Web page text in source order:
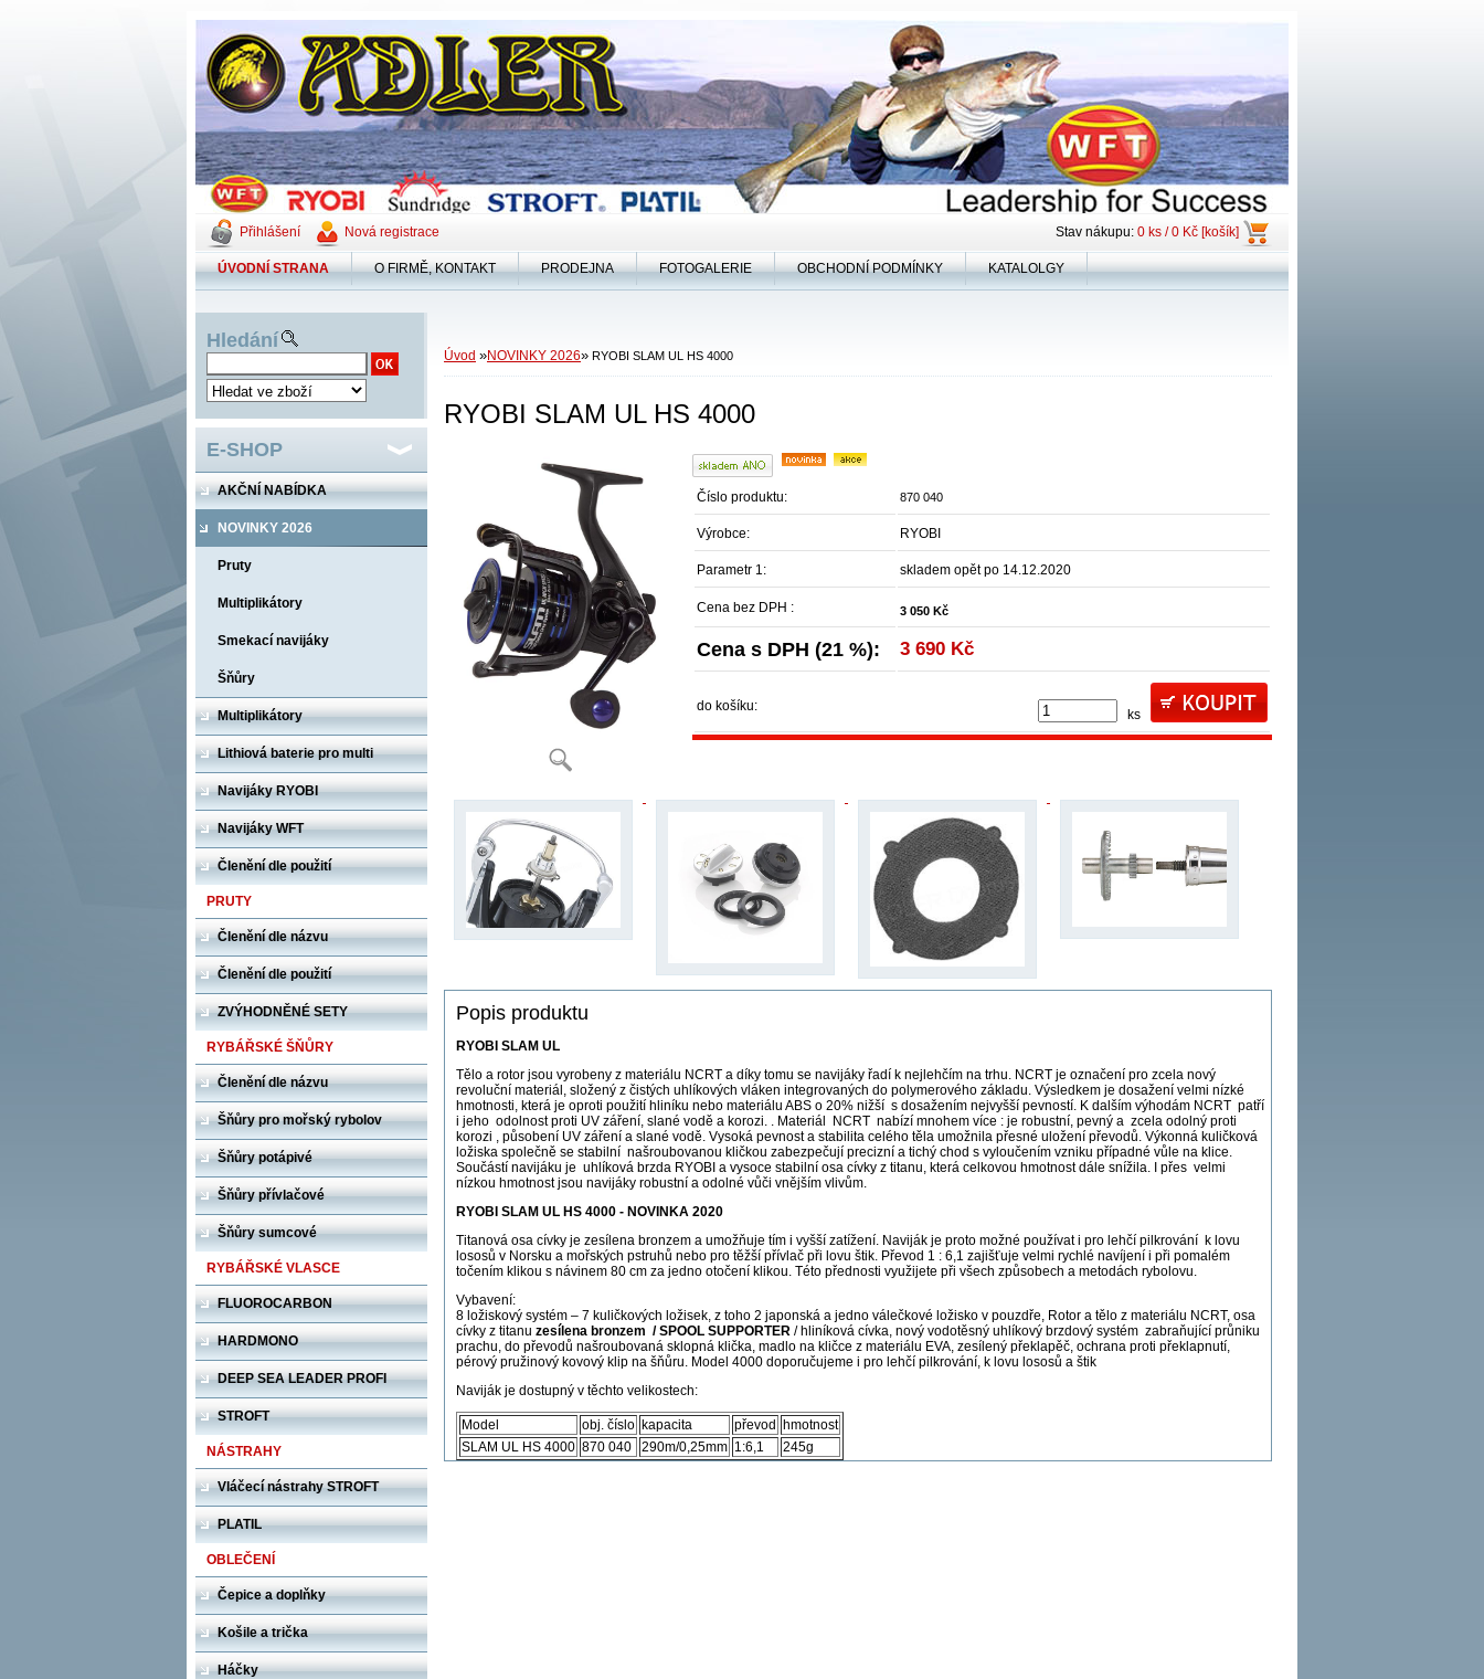
Přihlášení Nová registrace Stav nákupu: 0 ks / 0 Kč [košík]
ÚVODNÍ STRANA O FIRMĚ, KONTAKT PRODEJNA FOTOGALERIE OBCHODNÍ PODMÍNKY KATALOLGY
Hledání
E-SHOP
AKČNÍ NABÍDKA
NOVINKY 2026
Pruty
Multiplikátory
Smekací navijáky
Šňůry
Multiplikátory
Lithiová baterie pro multi
Navijáky RYOBI
Navijáky WFT
Členění dle použití
PRUTY
Členění dle názvu
Členění dle použití
ZVÝHODNĚNÉ SETY
RYBÁŘSKÉ ŠŇŮRY
Členění dle názvu
Šňůry pro mořský rybolov
Šňůry potápivé
Šňůry přívlačové
Šňůry sumcové
RYBÁŘSKÉ VLASCE
FLUOROCARBON
HARDMONO
DEEP SEA LEADER PROFI
STROFT
NÁSTRAHY
Vláčecí nástrahy STROFT
PLATIL
OBLEČENÍ
Čepice a doplňky
Košile a trička
Háčky
Úvod »NOVINKY 2026» RYOBI SLAM UL HS 4000
RYOBI SLAM UL HS 4000
Číslo produktu: 870 040
Výrobce: RYOBI
Parametr 1: skladem opět po 14.12.2020
Cena bez DPH : 3 050 Kč
Cena s DPH (21 %): 3 690 Kč
do košíku:
ks
Popis produktu
RYOBI SLAM UL
Tělo a rotor jsou vyrobeny z materiálu NCRT a díky tomu se navijáky řadí k nejlehčím na trhu. NCRT je označení pro zcela nový
revoluční materiál, složený z čistých uhlíkových vláken integrovaných do polymerového základu. Výsledkem je dosažení velmi nízké
hmotnosti, která je oproti použití hliníku nebo materiálu ABS o 20% nižší s dosažením nejvyšší pevností. K dalším výhodám NCRT patří
i jeho odolnost proti UV záření, slané vodě a korozi. . Materiál NCRT nabízí mnohem více : je robustní, pevný a zcela odolný proti
korozi , působení UV záření a slané vodě. Vysoká pevnost a stabilita celého těla umožnila přesné uložení převodů. Výkonná kuličková
ložiska společně se stabilní našroubovanou kličkou zabezpečují precizní a tichý chod s vyloučením vzniku případné vůle na klice.
Součástí navijáku je uhlíková brzda RYOBI a vysoce stabilní osa cívky z titanu, která celkovou hmotnost dále snížila. I přes velmi
nízkou hmotnost jsou navijáky robustní a odolné vůči vnějším vlivům.
RYOBI SLAM UL HS 4000 - NOVINKA 2020
Titanová osa cívky je zesílena bronzem a umožňuje tím i vyšší zatížení. Naviják je proto možné používat i pro lehčí pilkrování k lovu
lososů v Norsku a mořských pstruhů nebo pro těžší přívlač při lovu štik. Převod 1 : 6,1 zajišťuje velmi rychlé navíjení i při pomalém
točením klikou s návinem 80 cm za jedno otočení klikou. Této přednosti využijete při všech způsobech a metodách rybolovu.
Vybavení:
8 ložiskový systém – 7 kuličkových ložisek, z toho 2 japonská a jedno válečkové ložisko v pouzdře, Rotor a tělo z materiálu NCRT, osa
cívky z titanu zesílena bronzem / SPOOL SUPPORTER / hliníková cívka, nový vodotěsný uhlíkový brzdový systém zabraňující průniku
prachu, do převodů našroubovaná sklopná klička, madlo na kličce z materiálu EVA, zesílený překlapěč, ochrana proti překlapnutí,
pérový pružinový kovový klip na šňůru. Model 4000 doporučujeme i pro lehčí pilkrování, k lovu lososů a štik
Naviják je dostupný v těchto velikostech:
Model obj. číslo kapacita převod
hmotnost
SLAM UL HS 4000 870 040 290m/0,25mm 1:6,1 245g